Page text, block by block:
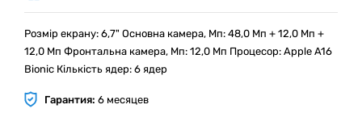
Розмір екрану: 6,7" Основна камера, Мп: 48,0 Мп + 12,0 Мп +
12,0 Мп Фронтальна камера, Мп: 12,0 Мп Процесор: Apple A16
Bionic Кількість ядер: 6 ядер
Гарантия: 6 месяцев